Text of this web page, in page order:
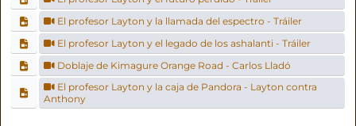
El profesor Layton y la llamada del espectro - Tráiler
El profesor Layton y el legado de los ashalanti - Tráiler
Doblaje de Kimagure Orange Road - Carlos Lladó
El profesor Layton y la caja de Pandora - Layton contra
Anthony